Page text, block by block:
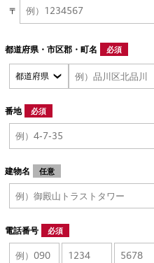
〒
都道府県・市区郡・町名 必須
番地 必須
建物名 任意
電話番号 必須